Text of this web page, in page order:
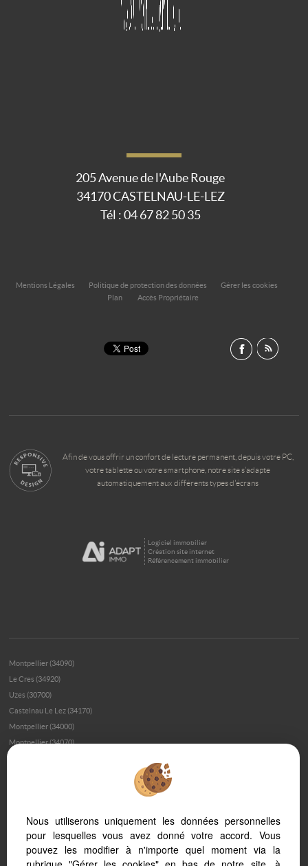
205 Avenue de l'Aube Rouge
34170CASTELNAU-LE-LEZ
Tél :04 67 82 50 35
Mentions Légales Politique de protection des données
Gérer les cookies
Plan
Accès Propriétaire
Afin de vous offrir un confort de lecture permanent, depuis votre PC,
votre tablette ou votre smartphone, notre site s’adapte
automatiquement aux différents types d'écrans
Logiciel immobilier
Création site internet
Référencement immobilier
Montpellier (34090)
Le Cres (34920)
Uzes (30700)
Castelnau Le Lez (34170)
Montpellier (34000)
Montpellier (34070)
Lattes (34970)
Beaulieu (34160)
La Grande-motte (34280)
Nous utiliserons uniquement les données personnelles
pour lesquelles vous avez donné votre accord. Vous
pouvez les modifier à n'importe quel moment via la